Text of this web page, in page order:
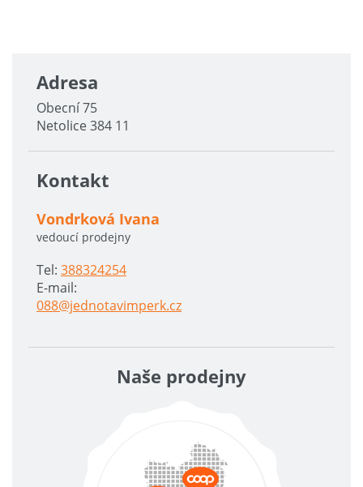
Adresa
Obecní 75
Netolice 384 11
Kontakt
Vondrková Ivana
vedoucí prodejny
Tel: 388324254
E-mail:
088@jednotavimperk.cz
Naše prodejny